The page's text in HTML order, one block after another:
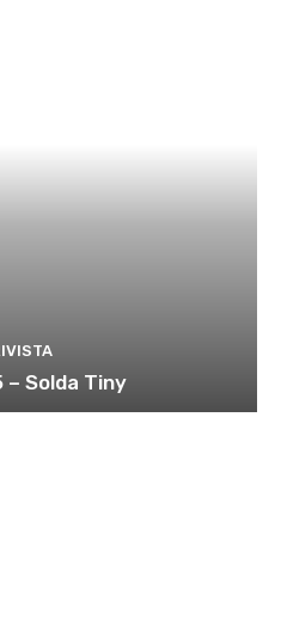
– Solda Tiny